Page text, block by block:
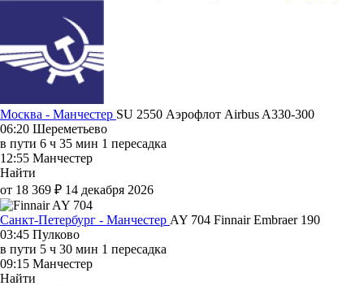
Москва - Манчестер SU 2550 Аэрофлот Airbus A330-300
06:20 Шереметьево
в пути 6 ч 35 мин 1 пересадка
12:55 Манчестер
Найти
от 18 369 ₽ 14 декабря 2026
Санкт-Петербург - Манчестер AY 704 FinnairEmbraer 190
03:45 Пулково
в пути 5 ч 30 мин 1 пересадка
09:15 Манчестер
Найти